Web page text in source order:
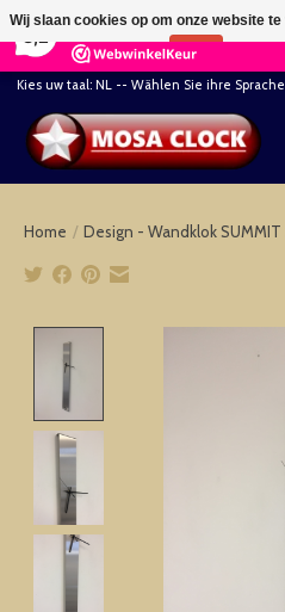
164 Reviews
Kies uw taal: NL -- Wählen Sie ihre
Home / Design - Wandklok SUMMIT
Wij slaan cookies op om onze website
Nee